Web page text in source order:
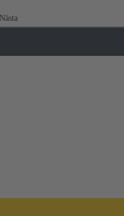
Nästa